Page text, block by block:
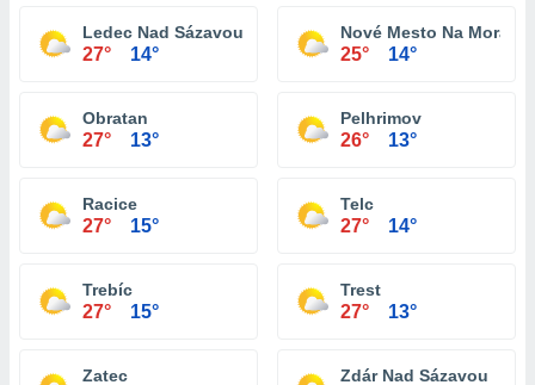
Ledec Nad Sázavou
27° 14°
Nové Mesto Na Morave
25° 14°
Obratan
27° 13°
Pelhrimov
26° 13°
Racice
27° 15°
Telc
27° 14°
Trebíc
27° 15°
Trest
27° 13°
Zatec Zdár Nad Sázavou